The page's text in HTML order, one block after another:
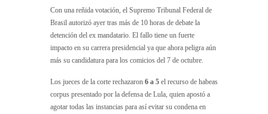
Con una reñida votación, el Supremo Tribunal Federal de
Brasil autorizó ayer tras más de 10 horas de debate la
detención del ex mandatario. El fallo tiene un fuerte
impacto en su carrera presidencial ya que ahora peligra aún
más su candidatura para los comicios del 7 de octubre.
Los jueces de la corte rechazaron 6 a 5 el recurso de habeas
corpus presentado por la defensa de Lula, quien apostó a
agotar todas las instancias para así evitar su condena en